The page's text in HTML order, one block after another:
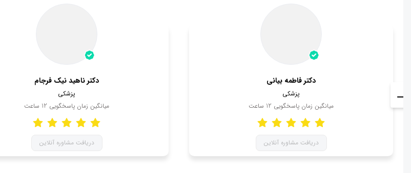
دکتر ناهید نیک فرجام
پزشکی
میانگین زمان پاسخگویی 12 ساعت
دریافت مشاوره آنلاین
دکتر فاطمه بیانی
پزشکی
میانگین زمان پاسخگویی 12 ساعت
دریافت مشاوره آنلاین